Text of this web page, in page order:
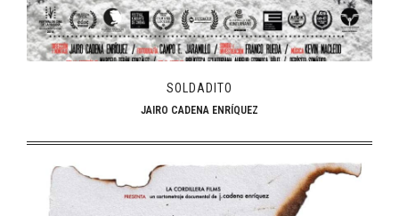
SOLDADITO
JAIRO CADENA ENRÍQUEZ